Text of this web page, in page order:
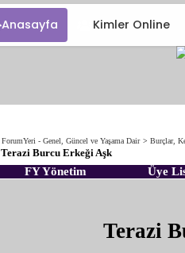
Anasayfa Kimler Online
ForumYeri - Genel, Güncel ve Yaşama Dair > Burçlar,
Terazi Burcu Erkeği Aşk
FY Yönetim Üye
Terazi